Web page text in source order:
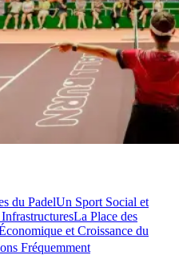
du PadelUn Sport Social et
La Place des
et Croissance du
Fréquemment